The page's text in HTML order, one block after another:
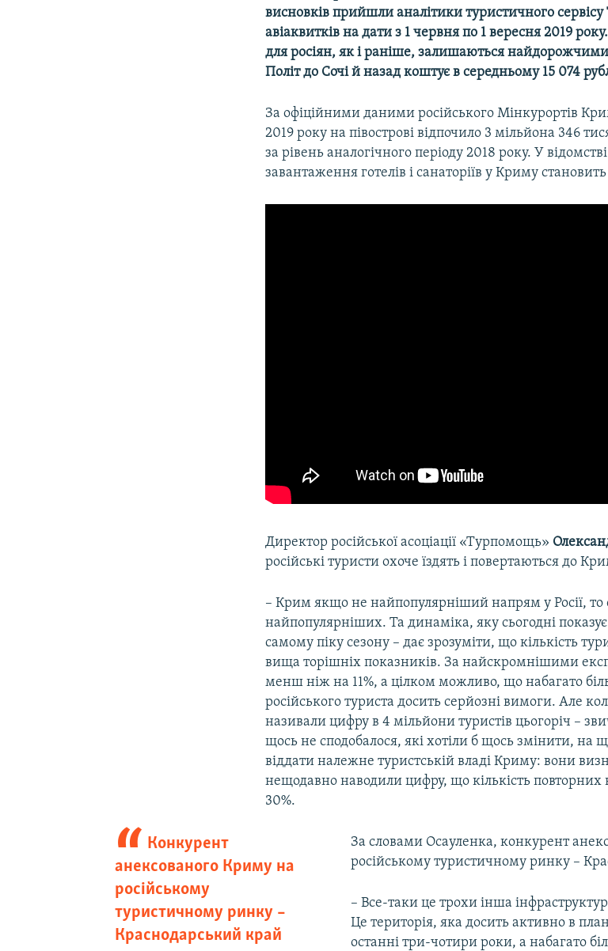
висновків прийшли аналітики туристичного
авіаквитків на дати з 1 червня по 1 вересня 2019
для росіян, як і раніше, залишаються найдорожчими
Політ до Сочі й назад коштує в середньому 15 074
За офіційними даними російського Мінкурортів
2019 року на півострові відпочило 3 мільйона 346
за рівень аналогічного періоду 2018 року. У
завантаження готелів і санаторіїв у Криму становить
Директор російської асоціації «Турпомощь»
російські туристи охоче їздять і повертаються до
– Крим якщо не найпопулярніший напрям у Росії, то
найпопулярніших. Та динаміка, яку сьогодні
самому піку сезону – дає зрозуміти, що кількість
вища торішніх показників. За найскромнішими
менш ніж на 11%, а цілком можливо, що набагато
російського туриста досить серйозні вимоги. Але
називали цифру в 4 мільйони туристів цьогоріч –
щось не сподобалося, які хотіли б щось змінити, на
віддати належне туристській владі Криму: вони
нещодавно наводили цифру, що кількість повторних
30%.
Конкурент
анексованого Криму на
російському
туристичному ринку –
Краснодарський край
За словами Осауленка, конкурент
російському туристичному ринку –
– Все-таки це трохи інша
Це територія, яка досить активно в
останні три-чотири роки, а набагато